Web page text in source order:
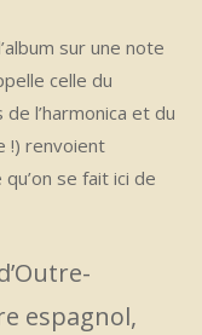
sur une note
celle du
de l’harmonica et du
!) renvoient
se fait ici de
espagnol,